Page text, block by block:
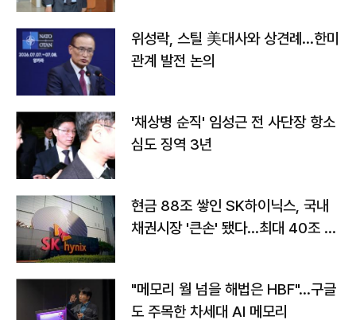
위성락, 스틸 美대사와 상견례…한미
관계 발전 논의
'채상병 순직' 임성근 전 사단장 항소
심도 징역 3년
현금 88조 쌓인 SK하이닉스, 국내
채권시장 '큰손' 됐다…최대 40조 투
"메모리 월 넘을 해법은 HBF"…구글
도 주목한 차세대 AI 메모리